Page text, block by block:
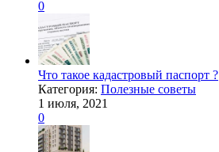
0
Что такое кадастровый паспорт ?
Категория: Полезные советы
1 июля, 2021
0